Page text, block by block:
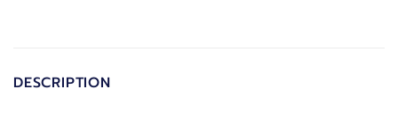
DESCRIPTION